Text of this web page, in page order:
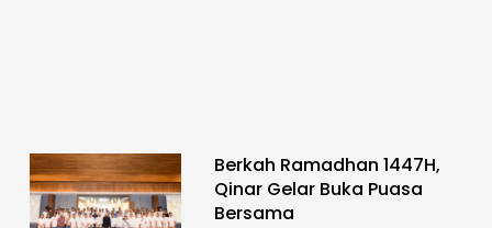
Berkah Ramadhan 1447H,
Qinar Gelar Buka Puasa
Bersama